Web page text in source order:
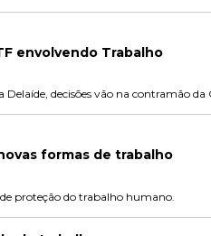
envolvendo Trabalho
decisões vão na contramão da
formas de trabalho
proteção do trabalho humano.